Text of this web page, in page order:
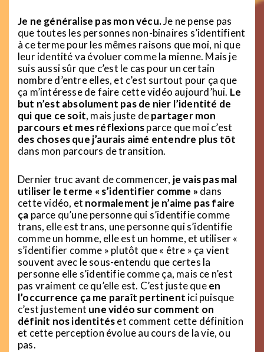
Je ne généralise pas mon vécu.Je ne pense pas
que toutes les personnes non-binaires s’identifient
à ce terme pour les mêmes raisons que moi, ni que
leur identité va évoluer comme la mienne. Mais je
suis aussi sûr que c’est le cas pour un certain
nombre d’entre elles, et c’est surtout pour ça que
ça m’intéresse de faire cette vidéo aujourd’hui. Le
but n’est absolument pas de nier l’identité de
qui que ce soit, mais juste departager mon
parcours et mes réflexionsparce que moi c’est
des choses que j’aurais aimé entendre plus tôt
dans mon parcours de transition.
Dernier truc avant de commencer, je vais pas mal
utiliser le terme « s’identifier comme » dans
cette vidéo, et normalement je n’aime pas faire
ça parce qu’une personne qui s’identifie comme
trans, elle est trans, une personne qui s’identifie
comme un homme, elle est un homme, et utiliser «
s’identifier comme » plutôt que « être » ça vient
souvent avec le sous-entendu que certes la
personne elle s’identifie comme ça, mais ce n’est
pas vraiment ce qu’elle est. C’est juste queen
l’occurrence ça me paraît pertinent ici puisque
c’est justement une vidéo sur comment on
définit nos identitéset comment cette définition
et cette perception évolue au cours de la vie, ou
pas.